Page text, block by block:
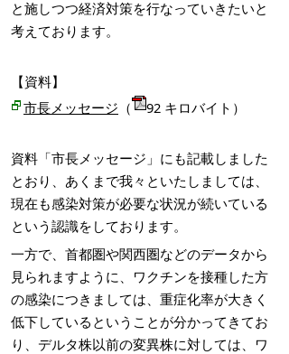
と施しつつ経済対策を行なっていきたいと
考えております。
【資料】
市長メッセージ （ 92 キロバイト）
資料「市長メッセージ」にも記載しました
とおり、あくまで我々といたしましては、
現在も感染対策が必要な状況が続いている
という認識をしております。
一方で、首都圏や関西圏などのデータから
見られますように、ワクチンを接種した方
の感染につきましては、重症化率が大きく
低下しているということが分かってきてお
り、デルタ株以前の変異株に対しては、ワ